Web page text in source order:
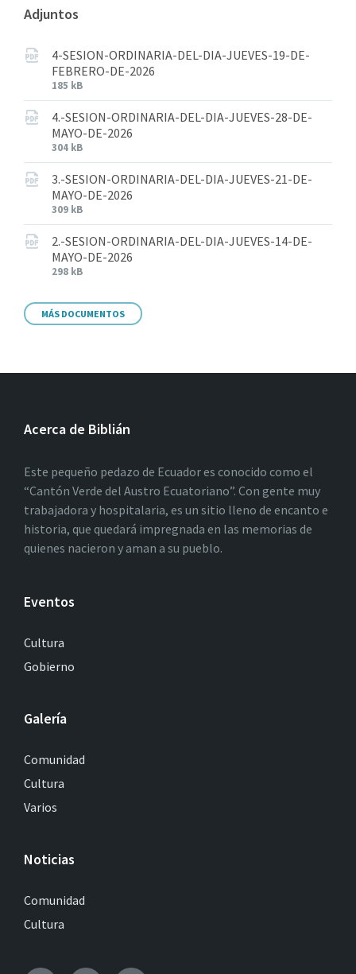
Adjuntos
4-SESION-ORDINARIA-DEL-DIA-JUEVES-19-DE-
FEBRERO-DE-2026
185 kB
4.-SESION-ORDINARIA-DEL-DIA-JUEVES-28-DE-
MAYO-DE-2026
304 kB
3.-SESION-ORDINARIA-DEL-DIA-JUEVES-21-DE-
MAYO-DE-2026
309 kB
2.-SESION-ORDINARIA-DEL-DIA-JUEVES-14-DE-
MAYO-DE-2026
298 kB
MÁS DOCUMENTOS
Acerca de Biblián
Este pequeño pedazo de Ecuador es conocido como el
“Cantón Verde del Austro Ecuatoriano”. Con gente muy
trabajadora y hospitalaria, es un sitio lleno de encanto e
historia, que quedará impregnada en las memorias de
quienes nacieron y aman a su pueblo.
Eventos
Cultura
Gobierno
Galería
Comunidad
Cultura
Varios
Noticias
Comunidad
Cultura